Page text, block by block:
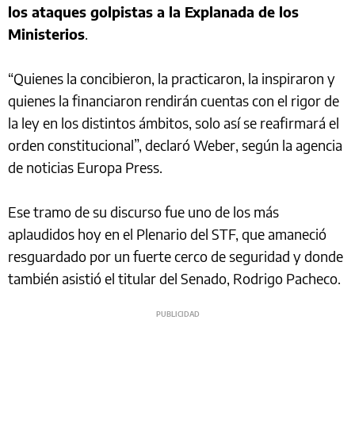
los ataques golpistas a la Explanada de los
Ministerios.
“Quienes la concibieron, la practicaron, la inspiraron y
quienes la financiaron rendirán cuentas con el rigor de
la ley en los distintos ámbitos, solo así se reafirmará el
orden constitucional”, declaró Weber, según la agencia
de noticias Europa Press.
Ese tramo de su discurso fue uno de los más
aplaudidos hoy en el Plenario del STF, que amaneció
resguardado por un fuerte cerco de seguridad y donde
también asistió el titular del Senado, Rodrigo Pacheco.